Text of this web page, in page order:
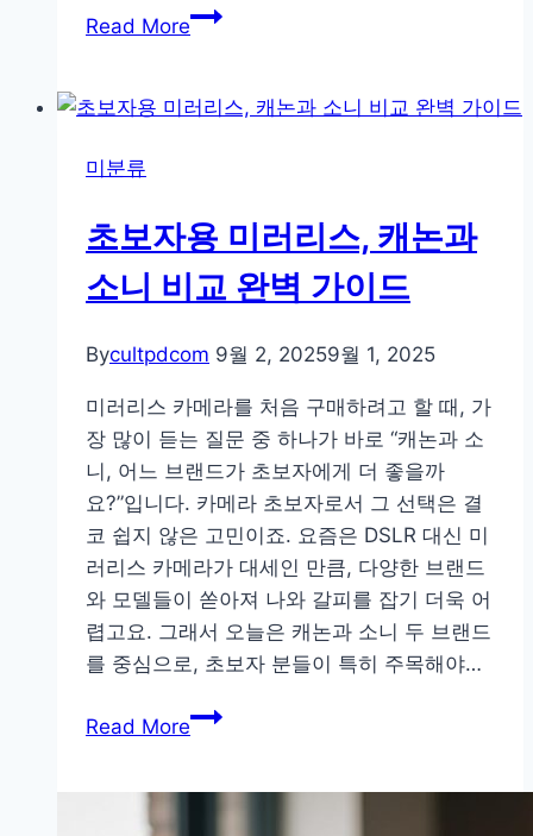
트
Read More니
시
용
후
기
핵
심
장
단
점
총
정
리
미분류
초보자용 미러리스, 캐논과
소니 비교 완벽 가이드
Bycultpdcom 9월 2, 20259월 1, 2025
미러리스 카메라를 처음 구매하려고 할 때, 가
장 많이 듣는 질문 중 하나가 바로 “캐논과 소
니, 어느 브랜드가 초보자에게 더 좋을까
요?”입니다. 카메라 초보자로서 그 선택은 결
코 쉽지 않은 고민이죠. 요즘은 DSLR 대신 미
러리스 카메라가 대세인 만큼, 다양한 브랜드
와 모델들이 쏟아져 나와 갈피를 잡기 더욱 어
렵고요. 그래서 오늘은 캐논과 소니 두 브랜드
를 중심으로, 초보자 분들이 특히 주목해야…
Read More초